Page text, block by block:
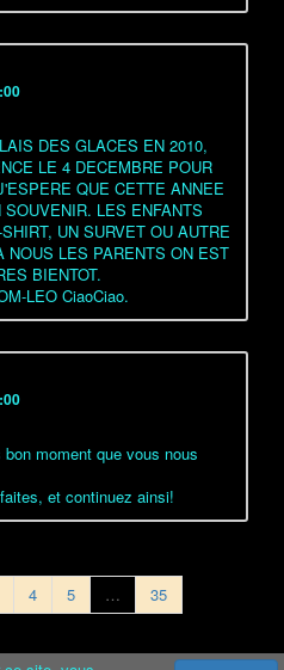
DES GLACES EN 2010,
LE 4 DECEMBRE POUR
QUE CETTE ANNEE
LES ENFANTS
UN SURVET OU AUTRE
NOUS LES PARENTS ON EST
BIENTOT.
LEO CiaoCiao.
moment que vous nous
et continuez ainsi!
4 5 …
35